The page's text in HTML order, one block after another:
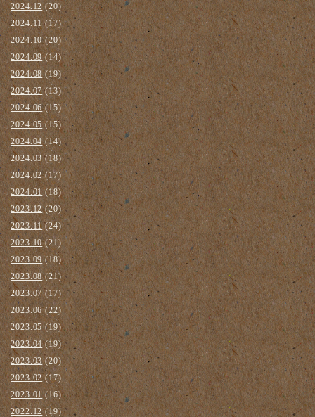
2024.12(20)
2024.11 (17)
2024.10(20)
2024.09 (14)
2024.08 (19)
2024.07(13)
2024.06(15)
2024.05 (15)
2024.04(14)
2024.03(18)
2024.02(17)
2024.01 (18)
2023.12(20)
2023.11(24)
2023.10(21)
2023.09 (18)
2023.08(21)
2023.07(17)
2023.06(22)
2023.05 (19)
2023.04(19)
2023.03(20)
2023.02(17)
2023.01 (16)
2022.12(19)